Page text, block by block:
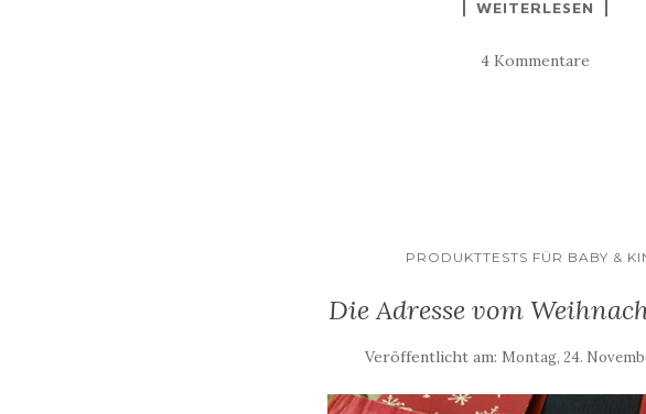
WEITERLESEN
4 Kommentare
PRODUKTTESTS FÜR BABY &
Die Adresse vom
Veröffentlicht am: Montag, 24.